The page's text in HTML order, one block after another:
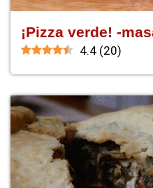
¡Pizza verde! -
4.4 (20)